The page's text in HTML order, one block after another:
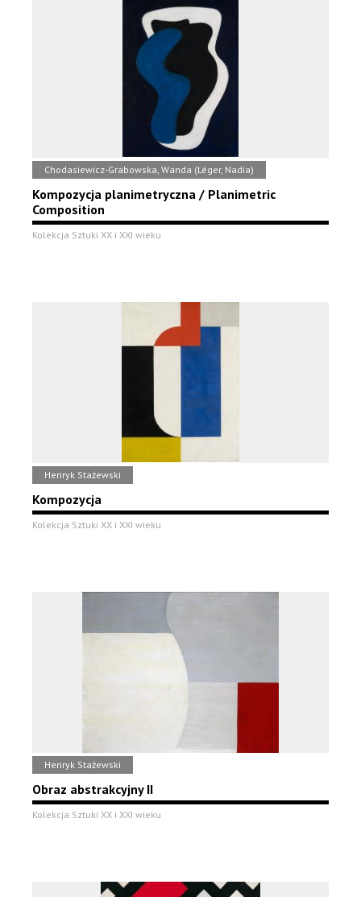
Chodasiewicz-Grabowska, Wanda (Léger, Nadia)
Kompozycja planimetryczna / Planimetric
Composition
Kolekcja Sztuki XX i XXI wieku
Henryk Stażewski
Kompozycja
Kolekcja Sztuki XX i XXI wieku
Henryk Stażewski
Obraz abstrakcyjny II
Kolekcja Sztuki XX i XXI wieku